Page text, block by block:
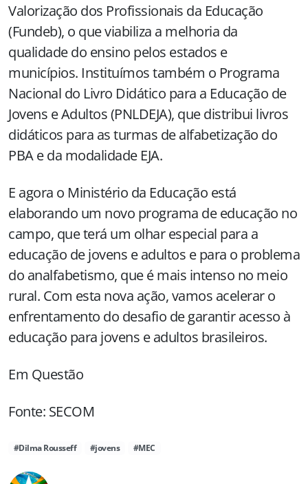
Valorização dos Profissionais da Educação
(Fundeb), o que viabiliza a melhoria da
qualidade do ensino pelos estados e
municípios. Instituímos também o Programa
Nacional do Livro Didático para a Educação de
Jovens e Adultos (PNLDEJA), que distribui livros
didáticos para as turmas de alfabetização do
PBA e da modalidade EJA.
E agora o Ministério da Educação está
elaborando um novo programa de educação no
campo, que terá um olhar especial para a
educação de jovens e adultos e para o problema
do analfabetismo, que é mais intenso no meio
rural. Com esta nova ação, vamos acelerar o
enfrentamento do desafio de garantir acesso à
educação para jovens e adultos brasileiros.
Em Questão
Fonte: SECOM
#Dilma Rousseff #jovens #MEC